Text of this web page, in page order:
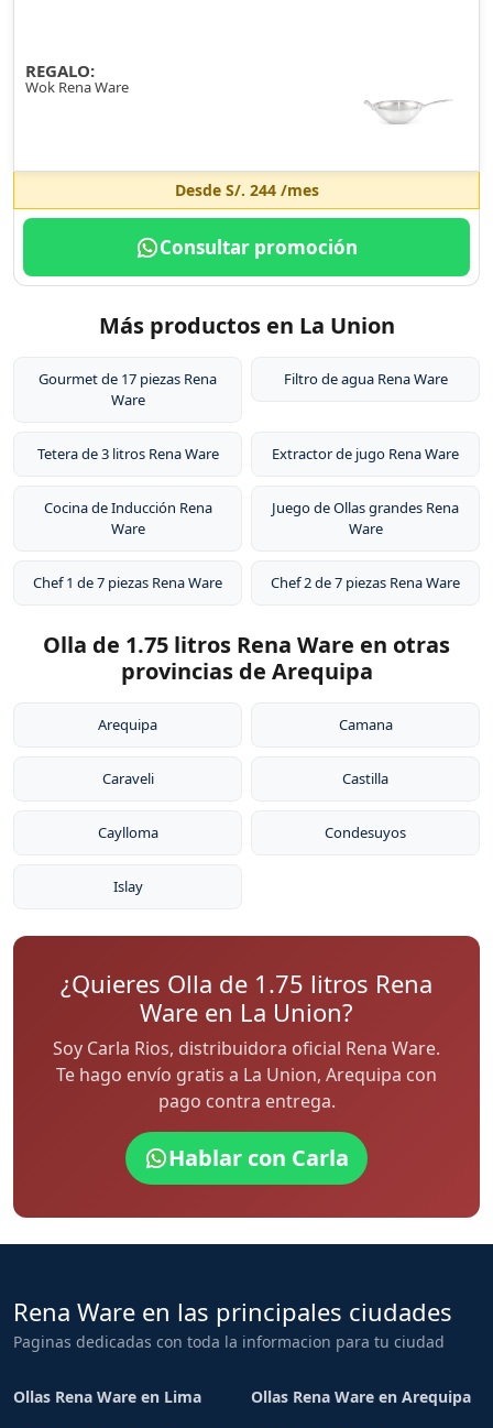
REGALO:
Wok Rena Ware
Desde S/. 244/mes
Consultar promoción
Más productos en La Union
Gourmet de 17 piezas Rena
Ware
Filtro de agua Rena Ware
Tetera de 3 litros Rena Ware Extractor de jugo Rena Ware
Cocina de Inducción Rena
Ware
Juego de Ollas grandes Rena
Ware
Chef 1 de 7 piezas Rena Ware Chef 2 de 7 piezas Rena Ware
Olla de 1.75 litros Rena Ware en otras
provincias de Arequipa
Arequipa Camana
Caraveli Castilla
Caylloma Condesuyos
Islay
¿Quieres Olla de 1.75 litros Rena
Ware en La Union?
Soy Carla Rios, distribuidora oficial Rena Ware.
Te hago envío gratis a La Union, Arequipa con
pago contra entrega.
Hablar con Carla
Rena Ware en las principales ciudades
Paginas dedicadas con toda la informacion para tu ciudad
Ollas Rena Ware en Lima Ollas Rena Ware en Arequipa